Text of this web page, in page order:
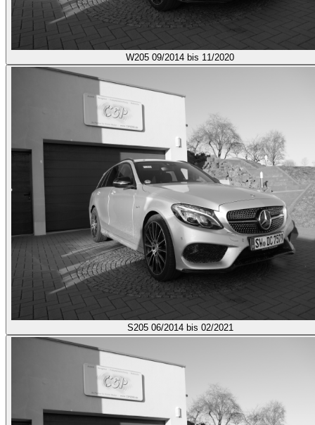
W205 09/2014 bis 11/2020
S205 06/2014 bis 02/2021